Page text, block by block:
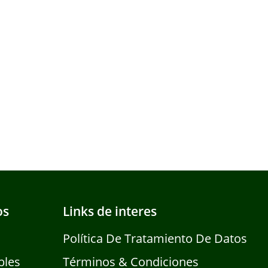
Links de interes
Política De Tratamiento De Datos
Términos & Condiciones